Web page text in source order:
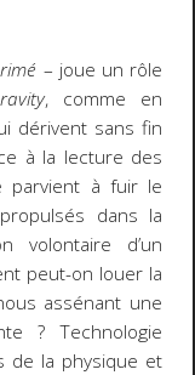
– joue un rôle
, comme en
dérivent sans fin
à la lecture des
parvient à fuir le
dans la
volontaire d’un
peut-on louer la
assénant une
? Technologie
de la physique et